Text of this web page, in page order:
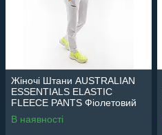
Жіночі Штани AUSTRALIAN
ESSENTIALS ELASTIC
FLEECE PANTS Фіолетовий
M (7dLSDPA0003-465 M)
В наявності